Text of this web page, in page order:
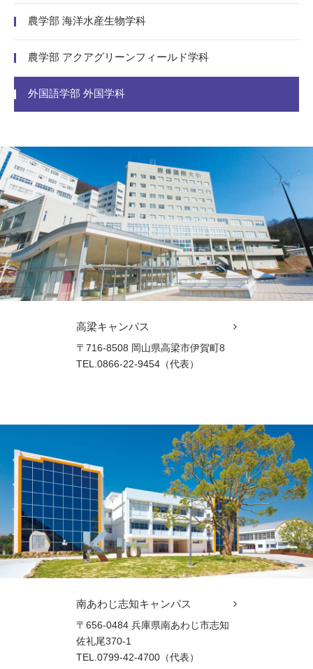
農学部 海洋水産生物学科
農学部 アクアグリーンフィールド学科
外国語学部 外国学科
高梁キャンパス
〒716-8508 岡山県高梁市伊賀町8
TEL.0866-22-9454（代表）
南あわじ志知キャンパス
〒656-0484 兵庫県南あわじ市志知
佐礼尾370-1
TEL.0799-42-4700（代表）